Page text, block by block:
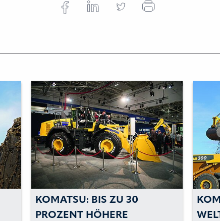
KOMATSU: BIS ZU 30
PROZENT HÖHERE